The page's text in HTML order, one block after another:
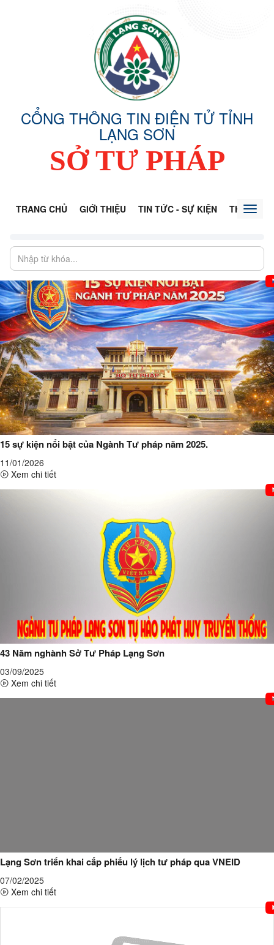
CỔNG THÔNG TIN ĐIỆN TỬ TỈNH
LẠNG SƠN
SỞ TƯ PHÁP
TRANG CHỦ GIỚI THIỆU TIN TỨC - SỰ KIỆN THÔNG
15 sự kiện nổi bật của Ngành Tư pháp năm 2025.
11/01/2026
Xem chi tiết
43 Năm nghành Sở Tư Pháp Lạng Sơn
03/09/2025
Xem chi tiết
Lạng Sơn triển khai cấp phiếu lý lịch tư pháp qua VNEID
07/02/2025
Xem chi tiết